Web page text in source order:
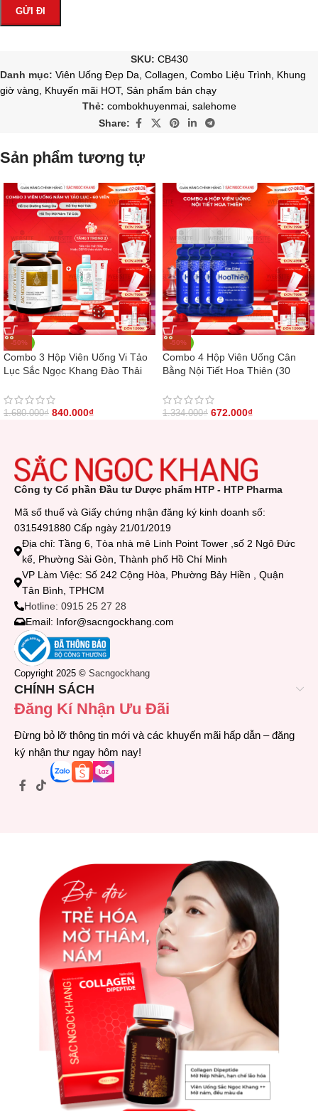
SKU: CB430
Danh mục: Viên Uống Đẹp Da Collagen Combo Liệu Trình
Khung
giờ vàng
Khuyến mãi HOT, Sản phẩm bán chạy
Thẻ: combokhuyenmai, salehome
Share:
Sản phẩm tương tự
-50%
Combo 3 Hộp Viên Uống Vi Tảo
Lục Sắc Ngọc Khang Đào Thải
1.680.000₫ 840.000₫
-50%
Combo 4 Hộp Viên Uống Cân
Bằng Nội Tiết Hoa Thiên (30
1.334.000₫ 672.000₫
Công ty Cổ phần Đầu tư Dược phẩm HTP - HTP Pharma
Mã số thuế và Giấy chứng nhận đăng ký kinh doanh số:
0315491880 Cấp ngày 21/01/2019
Địa chỉ: Tầng 6, Tòa nhà mê Linh Point Tower ,số 2 Ngô Đức
kế, Phường Sài Gòn, Thành phố Hồ Chí Minh
VP Làm Việc: Số 242 Cộng Hòa, Phường Bảy Hiền , Quận
Tân Bình, TPHCM
Hotline: 0915 25 27 28
Email: Infor@sacngockhang.com
Copyright 2025 © Sacngockhang
CHÍNH SÁCH
Đăng Kí Nhận Ưu Đãi
Đừng bỏ lỡ thông tin mới và các khuyến mãi hấp dẫn – đăng
ký nhận thư ngay hôm nay!